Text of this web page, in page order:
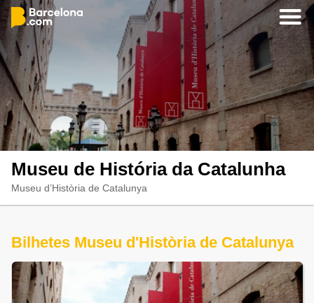
Museu de História da Catalunha
Museu d’Història de Catalunya
Bilhetes Museu d'Història de Catalunya